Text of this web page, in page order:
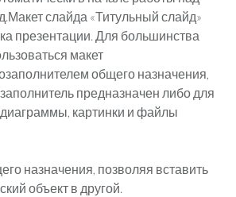
слайда «Титульный слайд»
презентации. Для большинства
макет
общего назначения,
предназначен либо для
диаграммы, картинки и файлы
назначения, позволяя вставить
объект в другой.